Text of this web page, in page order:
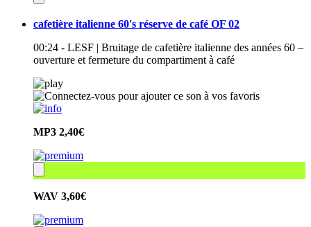
cafetière italienne 60's réserve de café OF 02
00:24 - LESF | Bruitage de cafetière italienne des années 60 –
ouverture et fermeture du compartiment à café
MP3 2,40€
WAV 3,60€